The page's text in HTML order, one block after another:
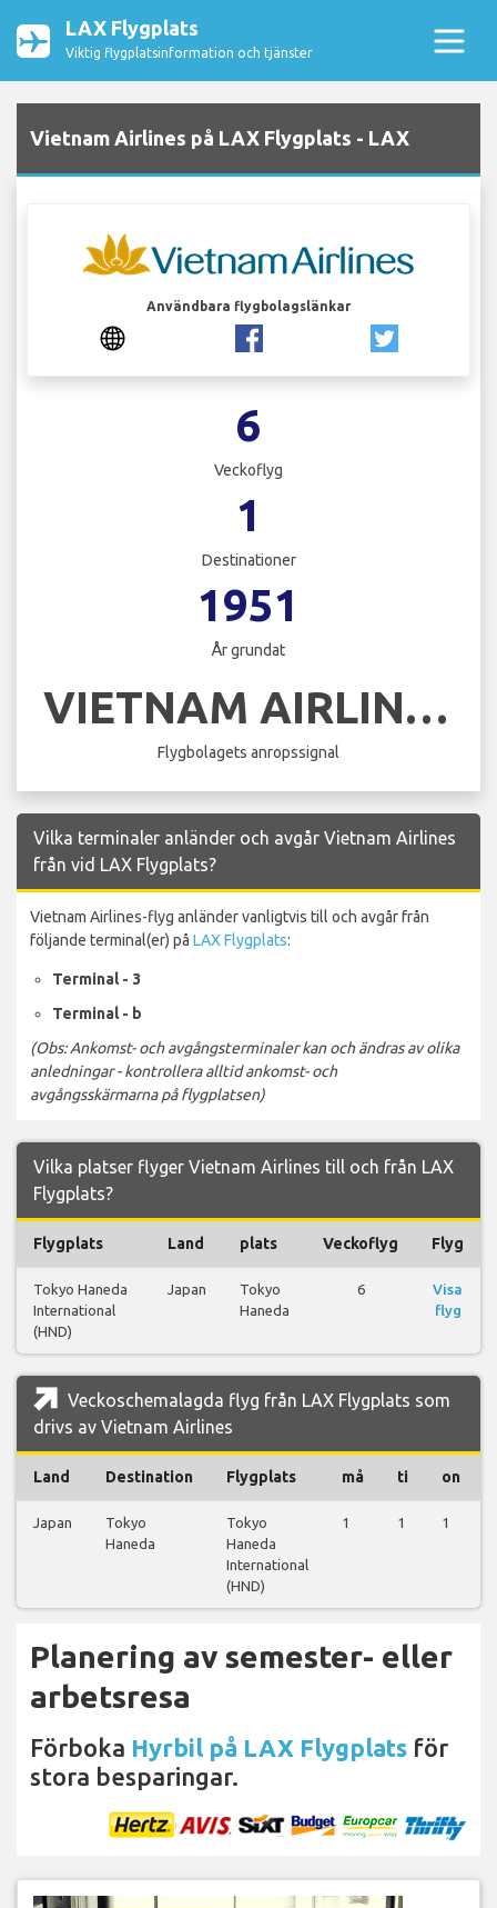
LAX Flygplats
Viktig flygplatsinformation och tjänster
Vietnam Airlines på LAX Flygplats - LAX
Användbara flygbolagslänkar
6
Veckoflyg
1
Destinationer
1951
År grundat
VIETNAM AIRLINES
Flygbolagets anropssignal
Vilka terminaler anländer och avgår Vietnam Airlines
från vid LAX Flygplats?
Vietnam Airlines-flyg anländer vanligtvis till och avgår från
följande terminal(er) på LAX Flygplats:
Terminal - 3
Terminal - b
(Obs: Ankomst- och avgångsterminaler kan och ändras av olika
anledningar - kontrollera alltid ankomst- och
avgångsskärmarna på flygplatsen)
Vilka platser flyger Vietnam Airlines till och från LAX
Flygplats?
Flygplats Land plats Veckoflyg Flyg
Tokyo Haneda
International
(HND)
Japan
Tokyo
Haneda
6
Visa
flyg
Veckoschemalagda flyg från LAX Flygplats som
drivs av Vietnam Airlines
Land Destination Flygplats må ti on
Japan
Tokyo
Haneda
Tokyo
Haneda
International
(HND)
1 1 1
Planering av semester- eller
arbetsresa
Förboka Hyrbil på LAX Flygplats för
stora besparingar.